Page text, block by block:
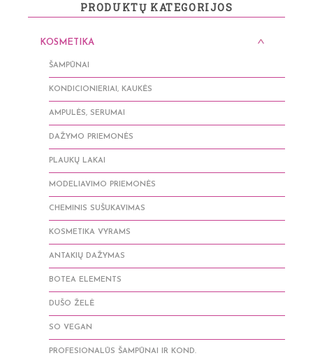
PRODUKTŲ KATEGORIJOS
KOSMETIKA
ŠAMPŪNAI
KONDICIONIERIAI, KAUKĖS
AMPULĖS, SERUMAI
DAŽYMO PRIEMONĖS
PLAUKŲ LAKAI
MODELIAVIMO PRIEMONĖS
CHEMINIS SUŠUKAVIMAS
KOSMETIKA VYRAMS
ANTAKIŲ DAŽYMAS
BOTEA ELEMENTS
DUŠO ŽELĖ
SO VEGAN
PROFESIONALŪS ŠAMPŪNAI IR KOND.